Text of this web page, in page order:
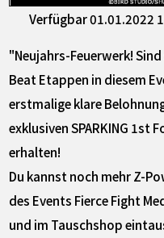
Verfügbar 01.01.2022
"Neujahrs-Feuerwerk!
Beat Etappen in diesem
erstmalige klare
exklusiven SPARKING 1st
erhalten!
Du kannst noch mehr Z-
des Events Fierce Fight
und im Tauschshop